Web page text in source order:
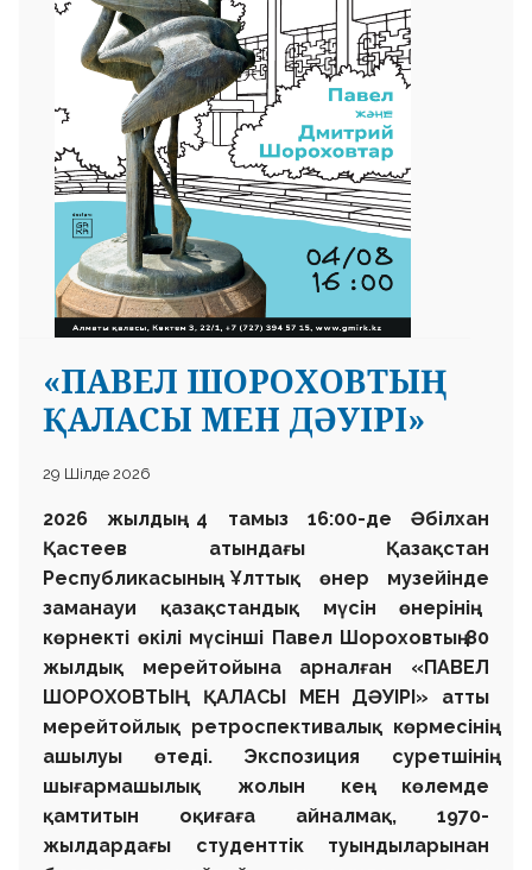
«ПАВЕЛ ШОРОХОВТЫҢ
ҚАЛАСЫ МЕН ДӘУІРІ»
29 Шілде 2026
2026 жылдың 4 тамыз 16:00-де
Әбілхан
Қастеев атындағы Қазақстан
РеспубликасыныңҰлттық өнер музейінде
заманауи қазақстандық мүсін өнерінің
көрнекті өкілі мүсінші Павел Шороховтың80
жылдық мерейтойына арналған «ПАВЕЛ
ШОРОХОВТЫҢ ҚАЛАСЫ МЕН ДӘУІРІ» атты
мерейтойлық ретроспективалық көрмесінің
ашылуы өтеді. Экспозиция суретшінің
шығармашылық жолын кең көлемде
қамтитын оқиғаға айналмақ, 1970-
жылдардағы студенттік туындыларынан